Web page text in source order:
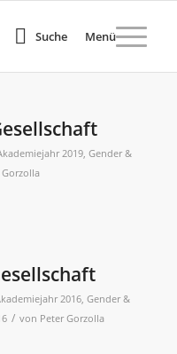
Suche Menü
2019, Gender &
Gorzolla
2016, Gender &
/ von Peter Gorzolla